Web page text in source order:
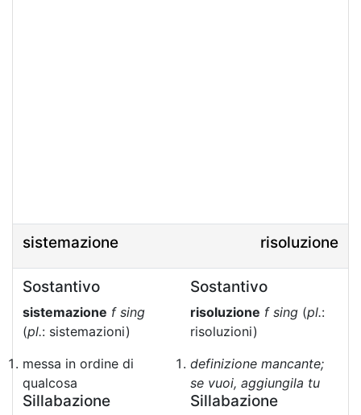
sistemazione risoluzione
Sostantivo
sistemazione f sing
(pl.: sistemazioni)
messa in ordine di
qualcosa
Sillabazione
Sostantivo
risoluzione f sing (pl.:
risoluzioni)
definizione mancante;
se vuoi, aggiungila tu
Sillabazione